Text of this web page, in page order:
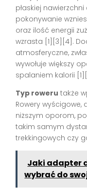
płaskiej
pokonywanie
oraz ilość energii
wzrasta [1][3][4].
atmosferyczne,
wywołuje większy
spalaniem kalorii
Typ roweru także
Rowery wyścigowe,
niższym oporom,
takim samym
trekkingowych czy
Jaki adapter
wybrać do